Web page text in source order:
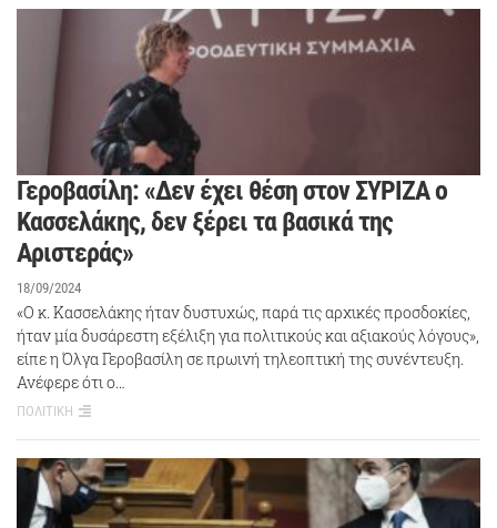
Γεροβασίλη: «Δεν έχει θέση στον ΣΥΡΙΖΑ ο
Κασσελάκης, δεν ξέρει τα βασικά της
Αριστεράς»
18/09/2024
«Ο κ. Κασσελάκης ήταν δυστυχώς, παρά τις αρχικές προσδοκίες,
ήταν μία δυσάρεστη εξέλιξη για πολιτικούς και αξιακούς λόγους»,
είπε η Όλγα Γεροβασίλη σε πρωινή τηλεοπτική της συνέντευξη.
Ανέφερε ότι ο…
ΠΟΛΙΤΙΚΗ